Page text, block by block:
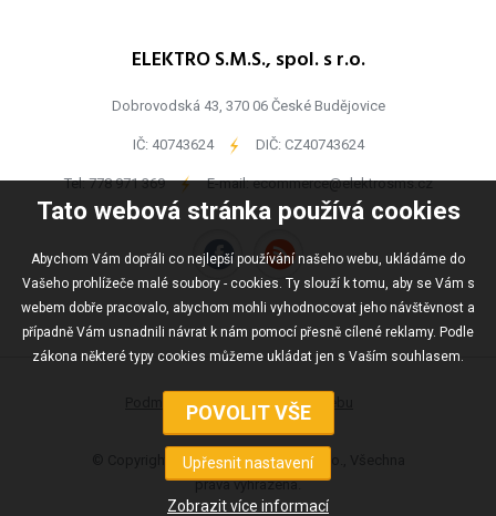
Tato webová stránka používá cookies
Abychom Vám dopřáli co nejlepší používání našeho webu, ukládáme do
Vašeho prohlížeče malé soubory - cookies. Ty slouží k tomu, aby se Vám s
webem dobře pracovalo, abychom mohli vyhodnocovat jeho návštěvnost a
případně Vám usnadnili návrat k nám pomocí přesně cílené reklamy. Podle
zákona některé typy cookies můžeme ukládat jen s Vaším souhlasem.
ELEKTRO S.M.S., spol. s r.o.
Dobrovodská 43, 370 06 České Budějovice
IČ: 40743624 - DIČ: CZ40743624
Tel:778 971 369 - E-mail:ecommerce@elektrosms.cz
Podmínky užívání Mapa webu
© Copyright ELEKTRO S.M.S., spol s r.o., Všechna
práva vyhrazena.